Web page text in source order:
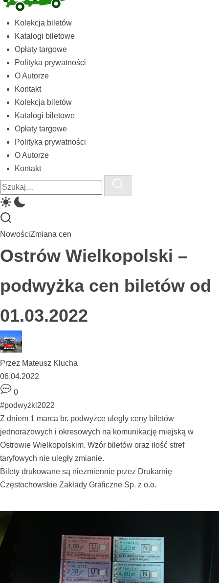
Kolekcja
biletów
komunikacji
miejskiej
kolejowych
Kolekcja biletów
Katalogi biletowe
Opłaty targowe
Polityka prywatności
O Autorze
Kontakt
Kolekcja biletów
Katalogi biletowe
Opłaty targowe
Polityka prywatności
O Autorze
Kontakt
Close
Search
Search
NowościZmiana cen
Ostrów Wielkopolski –
podwyżka cen biletów od
01.03.2022
Przez Mateusz Klucha
06.04.2022
0
#podwyżki2022
Z dniem 1 marca br. podwyżce uległy ceny biletów
jednorazowych i okresowych na komunikację miejską w
Ostrowie Wielkopolskim. Wzór biletów oraz ilość stref
taryfowych nie uległy zmianie.
Bilety drukowane są niezmiennie przez Drukarnię
Częstochowskie Zakłady Graficzne Sp. z o.o.